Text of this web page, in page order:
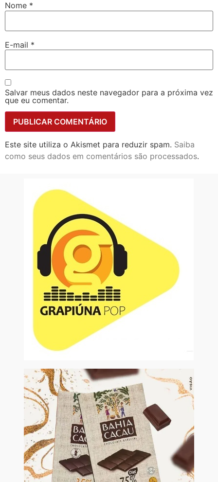
Nome *
E-mail *
Salvar meus dados neste navegador para a próxima vez
que eu comentar.
Este site utiliza o Akismet para reduzir spam. Saiba
como seus dados em comentários são processados.